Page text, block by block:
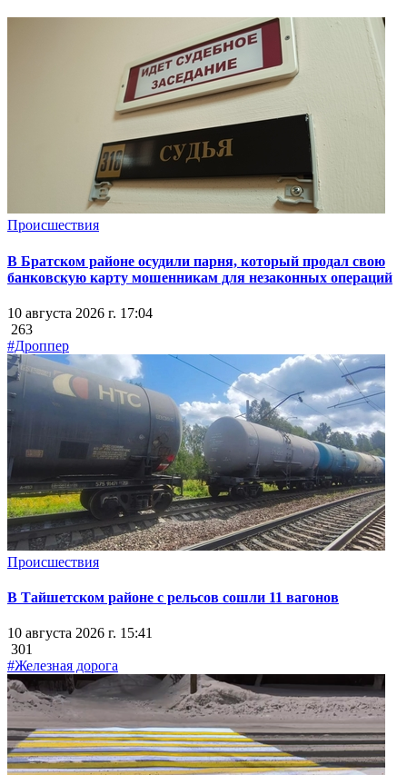
Происшествия
В Братском районе осудили парня, который продал свою
банковскую карту мошенникам для незаконных операций
10 августа 2026 г. 17:04
263
#Дроппер
Происшествия
В Тайшетском районе с рельсов сошли 11 вагонов
10 августа 2026 г. 15:41
301
#Железная дорога